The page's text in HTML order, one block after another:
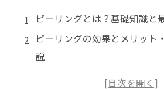
ピーリングとは？基礎知識と
ピーリングの効果とメリット
説
ピーリング施術の実際の流れ